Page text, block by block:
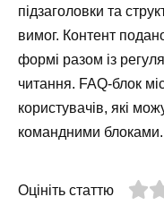
підзаголовки та
вимог. Контент
формі разом із
читання. FAQ-блок
користувачів, які
командними блоками.
Оцініть статтю